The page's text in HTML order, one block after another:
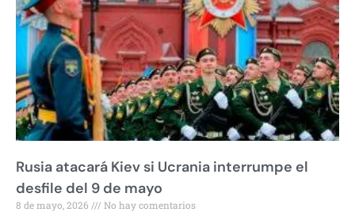
Rusia atacará Kiev si Ucrania interrumpe el
desfile del 9 de mayo
8 de mayo, 2026 No hay comentarios